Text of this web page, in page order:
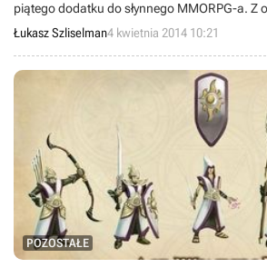
piątego dodatku do słynnego MMORPG-a. Z
rozszerzenia studio Blizzard Entertainment
stary format plików (MPQ) wydajniejszym
Łukasz Szliselman4 kwietnia 2014 10:21
POZOSTAŁE